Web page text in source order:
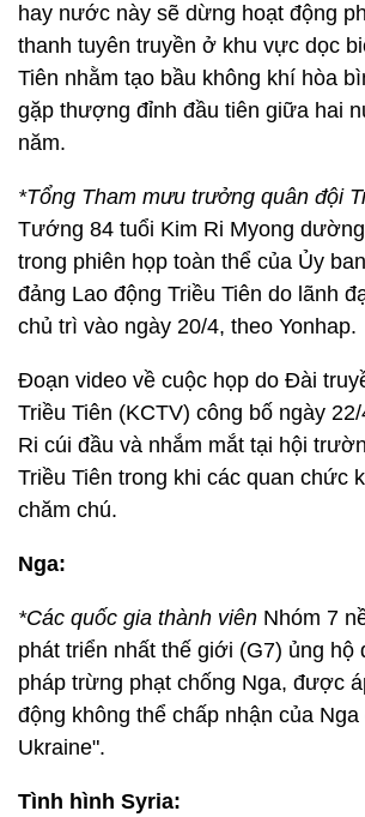
hay nước này sẽ dừng hoạt động
thanh tuyên truyền ở khu vực dọc
Tiên nhằm tạo bầu không khí hòa
gặp thượng đỉnh đầu tiên giữa hai
năm.
*Tổng Tham mưu trưởng quân đội
Tướng 84 tuổi Kim Ri Myong
trong phiên họp toàn thể của Ủy
đảng Lao động Triều Tiên do lãnh
chủ trì vào ngày 20/4, theo Yonhap.
Đoạn video về cuộc họp do Đài
Triều Tiên (KCTV) công bố ngày
Ri cúi đầu và nhắm mắt tại hội
Triều Tiên trong khi các quan chức
chăm chú.
Nga:
*Các quốc gia thành viên Nhóm 7
phát triển nhất thế giới (G7) ủng hộ
pháp trừng phạt chống Nga, được
động không thể chấp nhận của
Ukraine".
Tình hình Syria: